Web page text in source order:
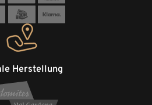
Herstellung